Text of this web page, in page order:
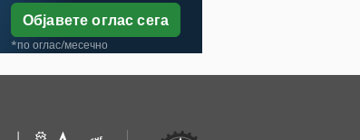
Објавете оглас сега
*по оглас/месечно